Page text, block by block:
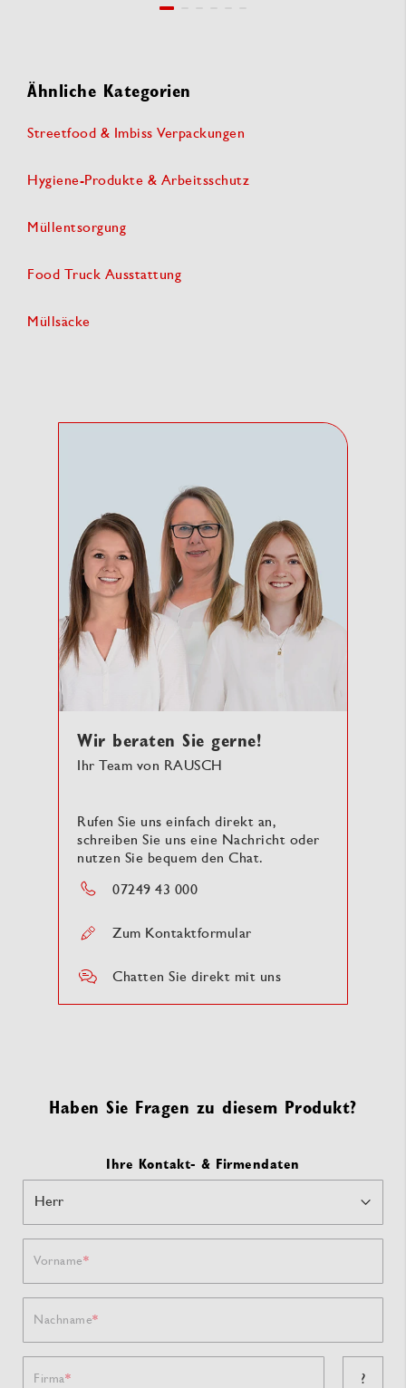
Ähnliche Kategorien
Streetfood & Imbiss Verpackungen
Hygiene-Produkte & Arbeitsschutz
Müllentsorgung
Food Truck Ausstattung
Müllsäcke
Wir beraten Sie gerne!
Ihr Team von RAUSCH
Rufen Sie uns einfach direkt an,
schreiben Sie uns eine Nachricht oder
nutzen Sie bequem den Chat.
07249 43 000
Zum Kontaktformular
Chatten Sie direkt mit uns
Haben Sie Fragen zu diesem Produkt?
Ihre Kontakt- & Firmendaten
Vorname
Nachname
Firma ?